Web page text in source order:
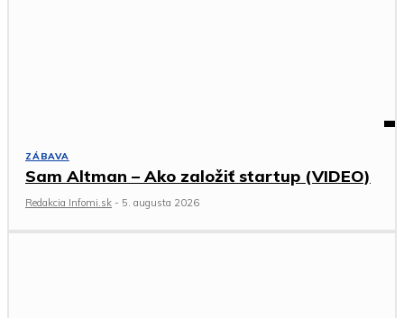
ZÁBAVA
Sam Altman – Ako založiť startup (VIDEO)
Redakcia Infomi.sk - 5. augusta 2026